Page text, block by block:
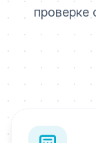
проверке